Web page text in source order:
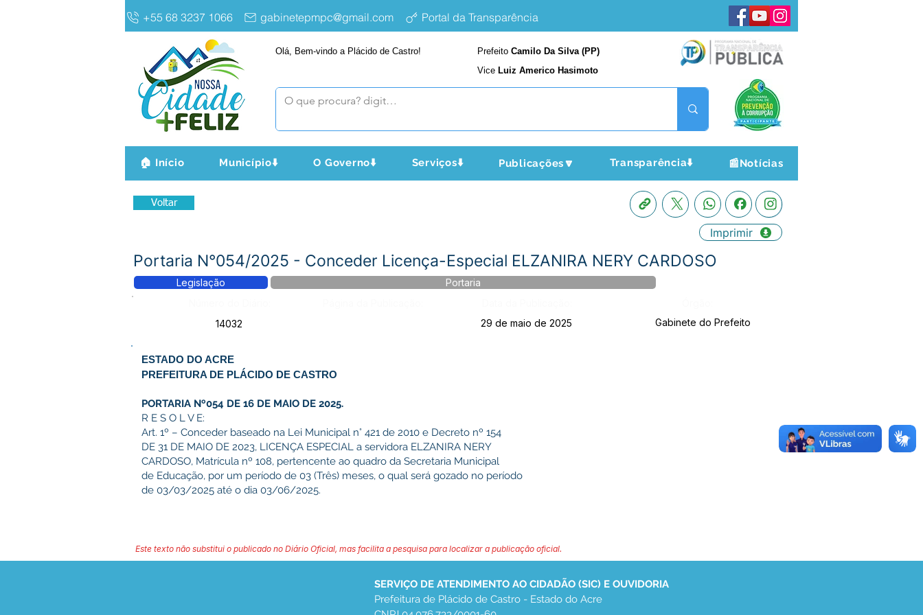
+55 68 3237 1066 gabinetepmpc@gmail.com Portal da Transparência
Olá, Bem-vindo a Plácido de Castro! Prefeito Camilo Da Silva (PP)
Vice Luiz Americo Hasimoto
🏠 Início Município⬇️ O Governo⬇️ Serviços⬇️ Publicações🔽 Transparência⬇️ 📰Notícias
Voltar
Imprimir
Portaria N°054/2025 - Conceder Licença-Especial ELZANIRA NERY CARDOSO
Legislação
Portaria
14032
29 de maio de 2025 Gabinete do Prefeito
ESTADO DO ACRE
PREFEITURA DE PLÁCIDO DE CASTRO
PORTARIA Nº054 DE 16 DE MAIO DE 2025.
R E S O L V E:
Art. 1º – Conceder baseado na Lei Municipal n° 421 de 2010 e Decreto nº 154
DE 31 DE MAIO DE 2023, LICENÇA ESPECIAL a servidora ELZANIRA NERY
CARDOSO, Matrícula nº 108, pertencente ao quadro da Secretaria Municipal
de Educação, por um período de 03 (Três) meses, o qual será gozado no período
de 03/03/2025 até o dia 03/06/2025.
Este texto não substitui o publicado no Diário Oficial, mas facilita a pesquisa para localizar a publicação oficial.
SERVIÇO DE ATENDIMENTO AO CIDADÃO (SIC) E OUVIDORIA
Prefeitura de Plácido de Castro - Estado do Acre